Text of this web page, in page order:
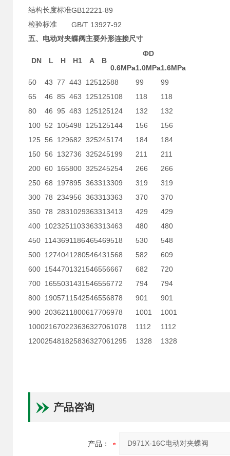
结构长度标准GB12221-89
检验标准 GB/T 13927-92
五、 电动对夹蝶阀主要外形连接尺寸
DN L H H1 A B
ФD
0.6MPa1.0MPa1.6MPa
50
43 77 443 12512588 99
99
65
46 85 463 125125108 118
118
80
46 95 483 125125124 132
132
100 52 105498 125125144 156
156
125 56 129682 325245174 184
184
150 56 132736 325245199 211
211
200 60 165800 325245254 266
266
250 68 197895 363313309 319
319
300 78 234956 363313363 370
370
350 78 2831029363313413 429
429
400 1023251103363313463 480
480
450 1143691186465469518 530
548
500 1274041280546431568 582
609
600 1544701321546556667 682
720
700 1655031431546556772 794
794
800 190571 1542546556878 901
901
900 203621 1800617706978 1001
1001
100021670223636327061078 1112
1112
120025481825836327061295 1328 1328
产品咨询
产品：